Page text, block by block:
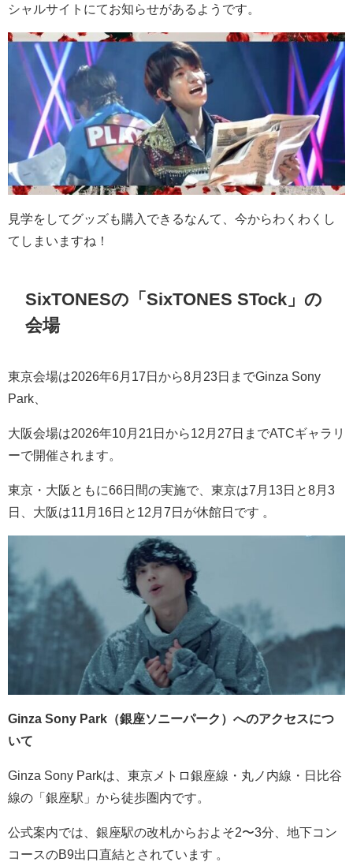
シャルサイトにてお知らせがあるようです。
見学をしてグッズも購入できるなんて、今からわくわくし
てしまいますね！
SixTONESの「SixTONES STock」の
会場
東京会場は2026年6月17日から8月23日までGinza Sony
Park、
大阪会場は2026年10月21日から12月27日までATCギャラリ
ーで開催されます。
東京・大阪ともに66日間の実施で、東京は7月13日と8月3
日、大阪は11月16日と12月7日が休館日です 。
Ginza Sony Park（銀座ソニーパーク）へのアクセスにつ
いて
Ginza Sony Parkは、東京メトロ銀座線・丸ノ内線・日比谷
線の「銀座駅」から徒歩圏内です。
公式案内では、銀座駅の改札からおよそ2〜3分、地下コン
コースのB9出口直結とされています 。